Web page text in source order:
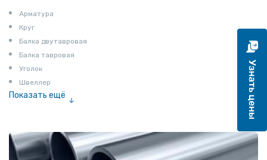
Арматура
Круг
Балка двутавровая
Балка тавровая
Уголок
Швеллер
Показать ещё
Катанка
Шестигранник